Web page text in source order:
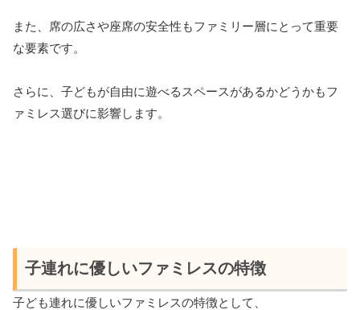
また、席の広さや座席の安全性もファミリー層にとって重要
な要素です。
さらに、子どもが自由に遊べるスペースがあるかどうかもフ
ァミレス選びに影響します。
子連れに優しいファミレスの特徴
子ども連れに優しいファミレスの特徴として、